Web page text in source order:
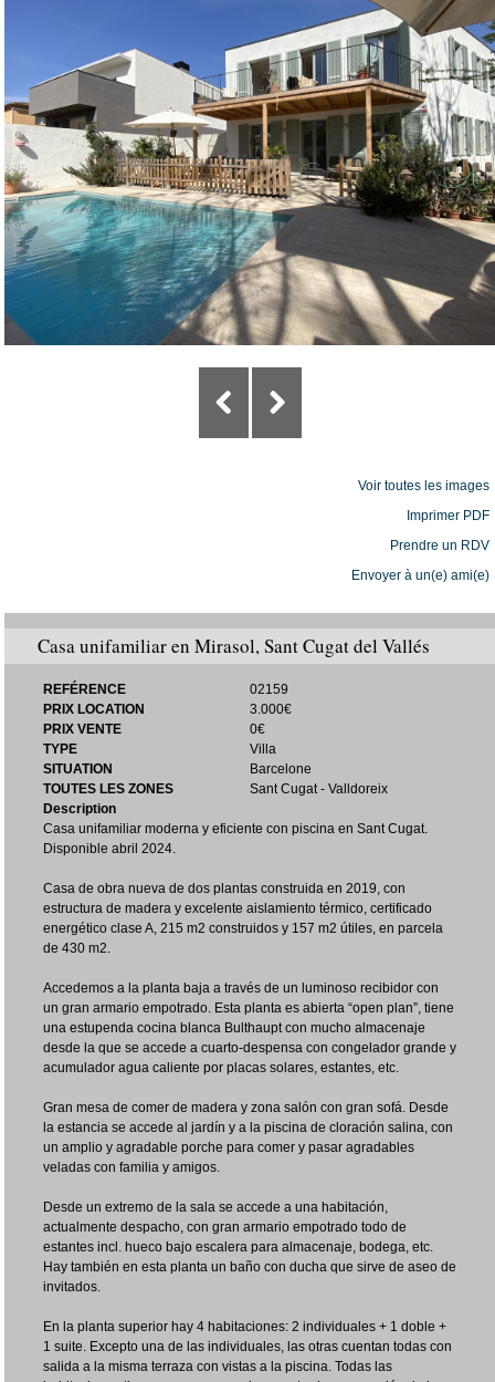
Voir toutes les images
Imprimer PDF
Prendre un RDV
Envoyer à un(e) ami(e)
Casa unifamiliar en Mirasol, Sant Cugat del Vallés
REFÉRENCE
02159
PRIX LOCATION
3.000€
PRIX VENTE
0€
TYPE
Villa
SITUATION
Barcelone
TOUTES LES ZONES
Sant Cugat - Valldoreix
Description
Casa unifamiliar moderna y eficiente con piscina en Sant Cugat.
Disponible abril 2024.
Casa de obra nueva de dos plantas construida en 2019, con
estructura de madera y excelente aislamiento térmico, certificado
energético clase A, 215 m2 construidos y 157 m2 útiles, en parcela
de 430 m2.
Accedemos a la planta baja a través de un luminoso recibidor con
un gran armario empotrado. Esta planta es abierta “open plan”, tiene
una estupenda cocina blanca Bulthaupt con mucho almacenaje
desde la que se accede a cuarto-despensa con congelador grande y
acumulador agua caliente por placas solares, estantes, etc.
Gran mesa de comer de madera y zona salón con gran sofá. Desde
la estancia se accede al jardín y a la piscina de cloración salina, con
un amplio y agradable porche para comer y pasar agradables
veladas con familia y amigos.
Desde un extremo de la sala se accede a una habitación,
actualmente despacho, con gran armario empotrado todo de
estantes incl. hueco bajo escalera para almacenaje, bodega, etc.
Hay también en esta planta un baño con ducha que sirve de aseo de
invitados.
En la planta superior hay 4 habitaciones: 2 individuales + 1 doble +
1 suite. Excepto una de las individuales, las otras cuentan todas con
salida a la misma terraza con vistas a la piscina. Todas las